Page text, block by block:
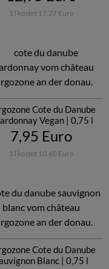
1 l kostet 17,27 Euro
Cote du Danube
Vegan | 0,75 l
7,95 Euro
1 l kostet 10,60 Euro
Cote du Danube
Blanc | 0,75 l